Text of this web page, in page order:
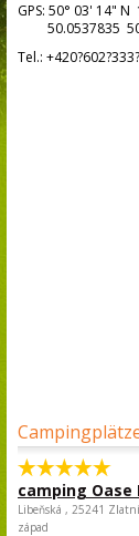
GPS: 50° 03' 14" N
50.0537835
Tel.:
camping Oase
Libeňská , 25241
západ